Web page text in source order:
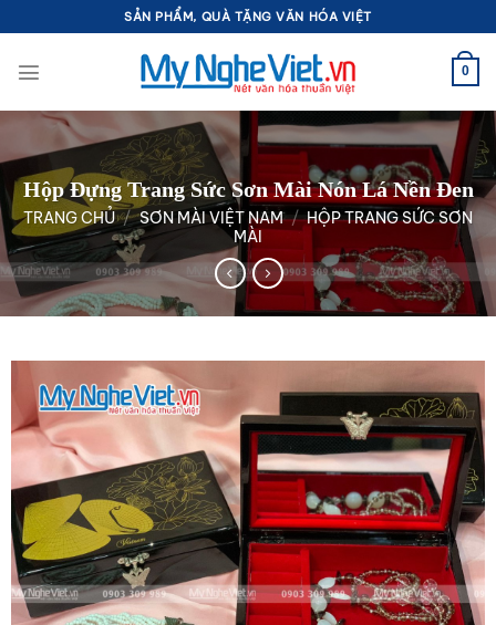
qua
nội
SẢN PHẨM, QUÀ TẶNG VĂN HÓA VIỆT
0
Hộp Đựng Trang Sức Sơn Mài Nón Lá Nền Đen
TRANG CHỦ / SƠN MÀI VIỆT NAM / HỘP TRANG SỨC SƠN
MÀI